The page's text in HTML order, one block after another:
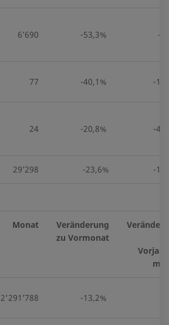
6’690 -53,3% -
77 -40,1% -
24 -20,8% -
29’298 -23,6% -
Monat
Veränderung
zu Vormonat
2'291’788 -13,2%